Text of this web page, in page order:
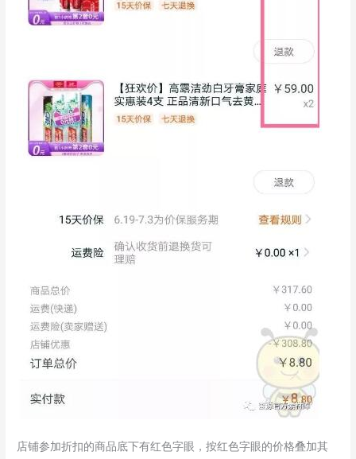
店铺参加折扣的商品底下有红色字眼，按红色字眼的价格叠加其